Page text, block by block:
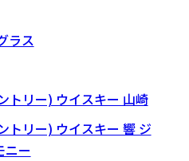
ラス
トリー) ウイスキー 山崎
トリー) ウイスキー 響 ジ
ニー